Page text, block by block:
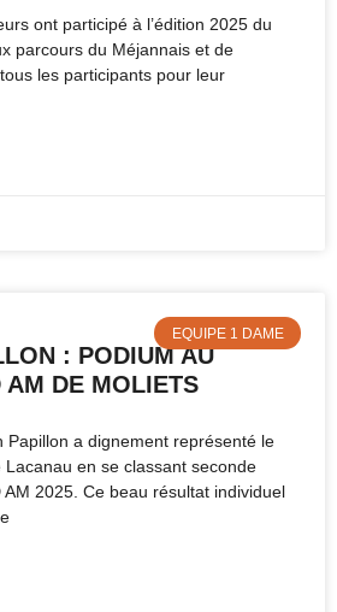
ont participé à l’édition 2025 du
parcours du Méjannais et de
les participants pour leur
EQUIPE 1 DAME
: PODIUM AU
DE MOLIETS
Papillon a dignement représenté le
en se classant seconde
2025. Ce beau résultat individuel